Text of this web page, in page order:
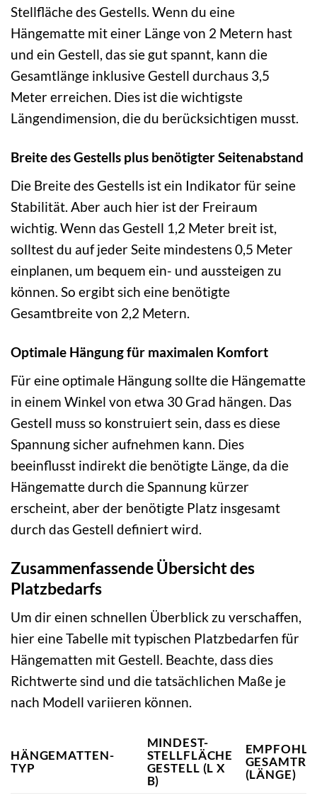
Stellfläche des Gestells. Wenn du eine
Hängematte mit einer Länge von 2 Metern hast
und ein Gestell, das sie gut spannt, kann die
Gesamtlänge inklusive Gestell durchaus 3,5
Meter erreichen. Dies ist die wichtigste
Längendimension, die du berücksichtigen musst.
Breite des Gestells plus benötigter Seitenabstand
Die Breite des Gestells ist ein Indikator für seine
Stabilität. Aber auch hier ist der Freiraum
wichtig. Wenn das Gestell 1,2 Meter breit ist,
solltest du auf jeder Seite mindestens 0,5 Meter
einplanen, um bequem ein- und aussteigen zu
können. So ergibt sich eine benötigte
Gesamtbreite von 2,2 Metern.
Optimale Hängung für maximalen Komfort
Für eine optimale Hängung sollte die Hängematte
in einem Winkel von etwa 30 Grad hängen. Das
Gestell muss so konstruiert sein, dass es diese
Spannung sicher aufnehmen kann. Dies
beeinflusst indirekt die benötigte Länge, da die
Hängematte durch die Spannung kürzer
erscheint, aber der benötigte Platz insgesamt
durch das Gestell definiert wird.
Zusammenfassende Übersicht des
Platzbedarfs
Um dir einen schnellen Überblick zu verschaffen,
hier eine Tabelle mit typischen Platzbedarfen für
Hängematten mit Gestell. Beachte, dass dies
Richtwerte sind und die tatsächlichen Maße je
nach Modell variieren können.
HÄNGEMATTEN-
TYP
MINDEST-
STELLFLÄCHE
GESTELL (L X
B)
(LÄNGE)